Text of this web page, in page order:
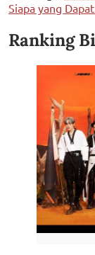
Siapa yang
Ranking